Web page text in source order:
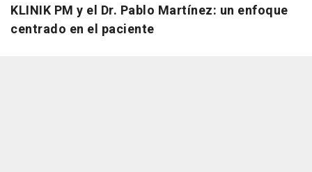
KLINIK PM y el Dr. Pablo Martínez: un enfoque
centrado en el paciente